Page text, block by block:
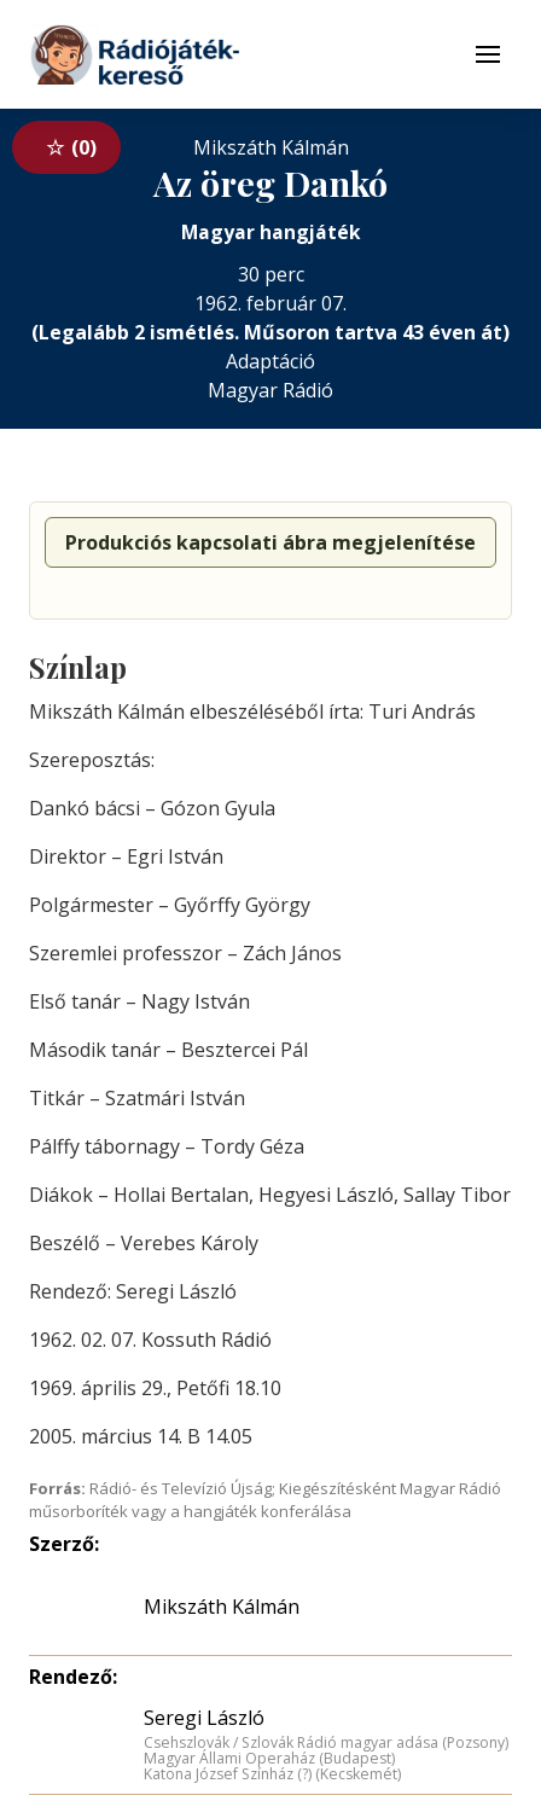
Tovább a tartalomhoz
Menü
0 Mikszáth Kálmán
Az öreg Dankó
Magyar hangjáték
30 perc
1962. február 07.
(Legalább 2 ismétlés. Műsoron tartva 43 éven át)
Adaptáció
Magyar Rádió
Produkciós kapcsolati ábra megjelenítése
Színlap
Mikszáth Kálmán elbeszéléséből írta: Turi András
Szereposztás:
Dankó bácsi – Gózon Gyula
Direktor – Egri István
Polgármester – Győrffy György
Szeremlei professzor – Zách János
Első tanár – Nagy István
Második tanár – Besztercei Pál
Titkár – Szatmári István
Pálffy tábornagy – Tordy Géza
Diákok – Hollai Bertalan, Hegyesi László, Sallay Tibor
Beszélő – Verebes Károly
Rendező: Seregi László
1962. 02. 07. Kossuth Rádió
1969. április 29., Petőfi 18.10
2005. március 14. B 14.05
Forrás: Rádió- és Televízió Újság; Kiegészítésként Magyar Rádió
műsorboríték vagy a hangjáték konferálása
Szerző:
Mikszáth Kálmán
Rendező:
Seregi László
Csehszlovák / Szlovák Rádió magyar adása (Pozsony)
Magyar Állami Operaház (Budapest)
Katona József Színház (?) (Kecskemét)